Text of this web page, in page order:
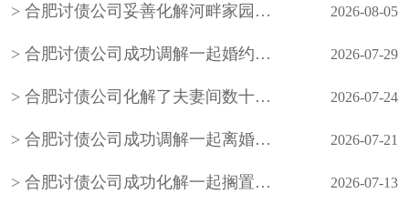
合肥讨债公司妥善化解河畔家园小区业主因入户管控、物业服务争议引发的物业费拒缴纠纷 2026-08-05
合肥讨债公司成功调解一起婚约财产纠纷案件，在承办法官的耐心调解下，双方当事人自愿达成调解协议，有效化解了矛盾纠纷 2026-07-29
合肥讨债公司化解了夫妻间数十年的积怨，也让老年夫妻懂得包容与沟通的重要性，用柔性调解守护晚年婚姻温情 2026-07-24
合肥讨债公司成功调解一起离婚案件，原告起诉要求与被告离婚并要求被告返还彩礼1万元 2026-07-21
合肥讨债公司成功化解一起搁置九年的邻里民间借贷积案，以法理相融的柔性调解 2026-07-13